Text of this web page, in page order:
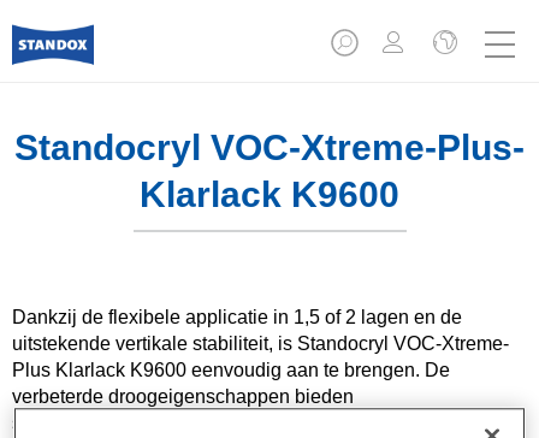
Standocryl VOC-Xtreme-Plus-
Klarlack K9600
Dankzij de flexibele applicatie in 1,5 of 2 lagen en de
uitstekende vertikale stabiliteit, is Standocryl VOC-Xtreme-
Plus Klarlack K9600 eenvoudig aan te brengen. De
verbeterde droogeigenschappen bieden
schadeherstelbedrijven de mogelijkheid om tijd te besparen,